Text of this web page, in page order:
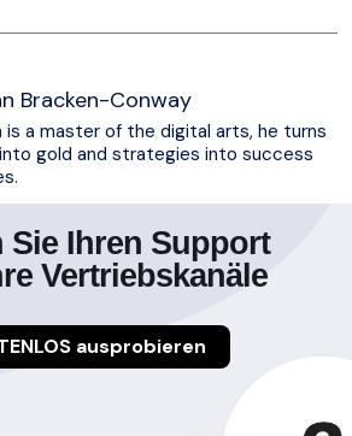
Bracken-Conway
is a master of the digital arts, he turns
gold and strategies into success
Sie Ihren Support
Vertriebskanäle
ausprobieren